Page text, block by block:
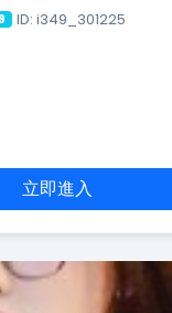
ID: i349_301225
立即進入